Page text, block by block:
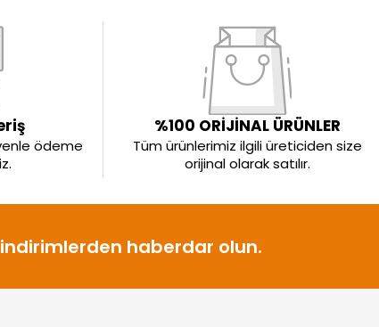
ödeme
%100 ORİJİNAL ÜRÜNLER
Tüm ürünlerimiz ilgili üreticiden size
orijinal olarak satılır.
haberdar olun.